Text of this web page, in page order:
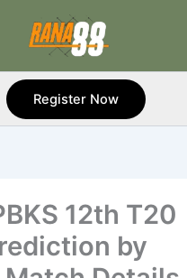
Register Now
12th T20
by